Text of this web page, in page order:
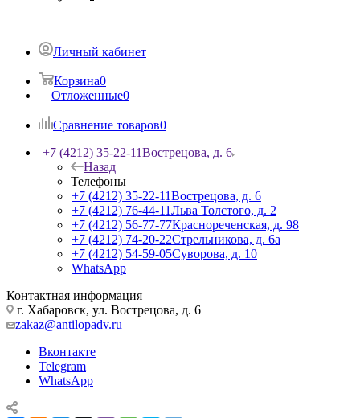
Личный кабинет
Корзина0
Отложенные0
Сравнение товаров0
+7 (4212) 35-22-11Вострецова, д. 6
Назад
Телефоны
+7 (4212) 35-22-11Вострецова, д. 6
+7 (4212) 76-44-11Льва Толстого, д. 2
+7 (4212) 56-77-77Краснореченская, д. 98
+7 (4212) 74-20-22Стрельникова, д. 6а
+7 (4212) 54-59-05Суворова, д. 10
WhatsApp
Контактная информация
г. Хабаровск, ул. Вострецова, д. 6
zakaz@antilopadv.ru
Вконтакте
Telegram
WhatsApp